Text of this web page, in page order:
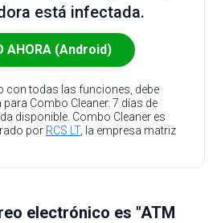
está infectada.
AHORA (Android)
con todas las funciones, debe
Combo Cleaner. 7 días de
disponible. Combo Cleaner es
por RCS LT, la empresa matriz
electrónico es "ATM